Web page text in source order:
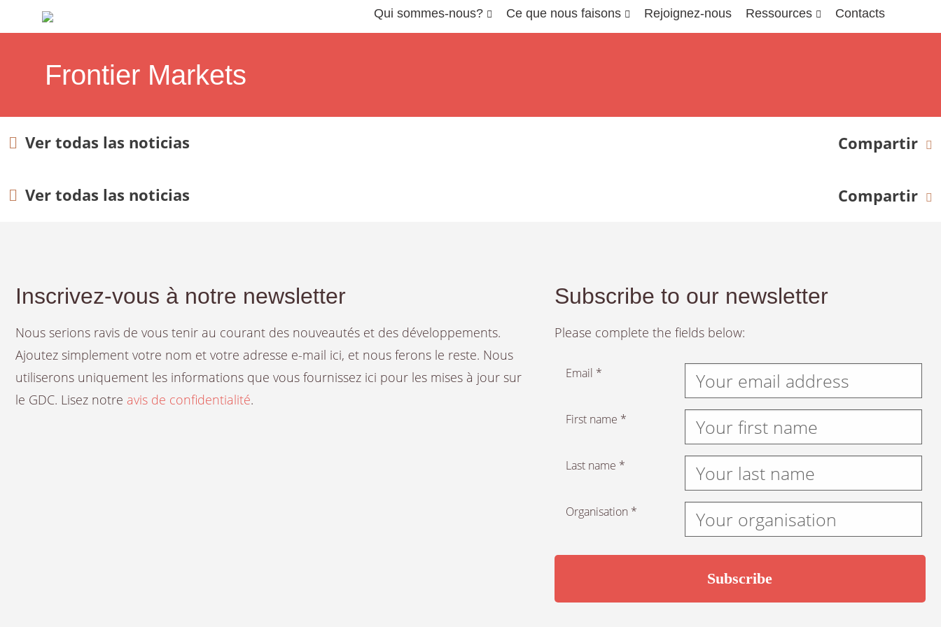
Qui sommes-nous? Ce que nous faisons Rejoignez-nous Ressources Contacts
Frontier Markets
Ver todas las noticias Compartir
Ver todas las noticias Compartir
Inscrivez-vous à notre newsletter
Nous serions ravis de vous tenir au courant des nouveautés et des développements.
Ajoutez simplement votre nom et votre adresse e-mail ici, et nous ferons le reste. Nous
utiliserons uniquement les informations que vous fournissez ici pour les mises à jour sur
le GDC. Lisez notre avis de confidentialité.
Subscribe to our newsletter
Please complete the fields below:
Email *
First name *
Last name *
Organisation *